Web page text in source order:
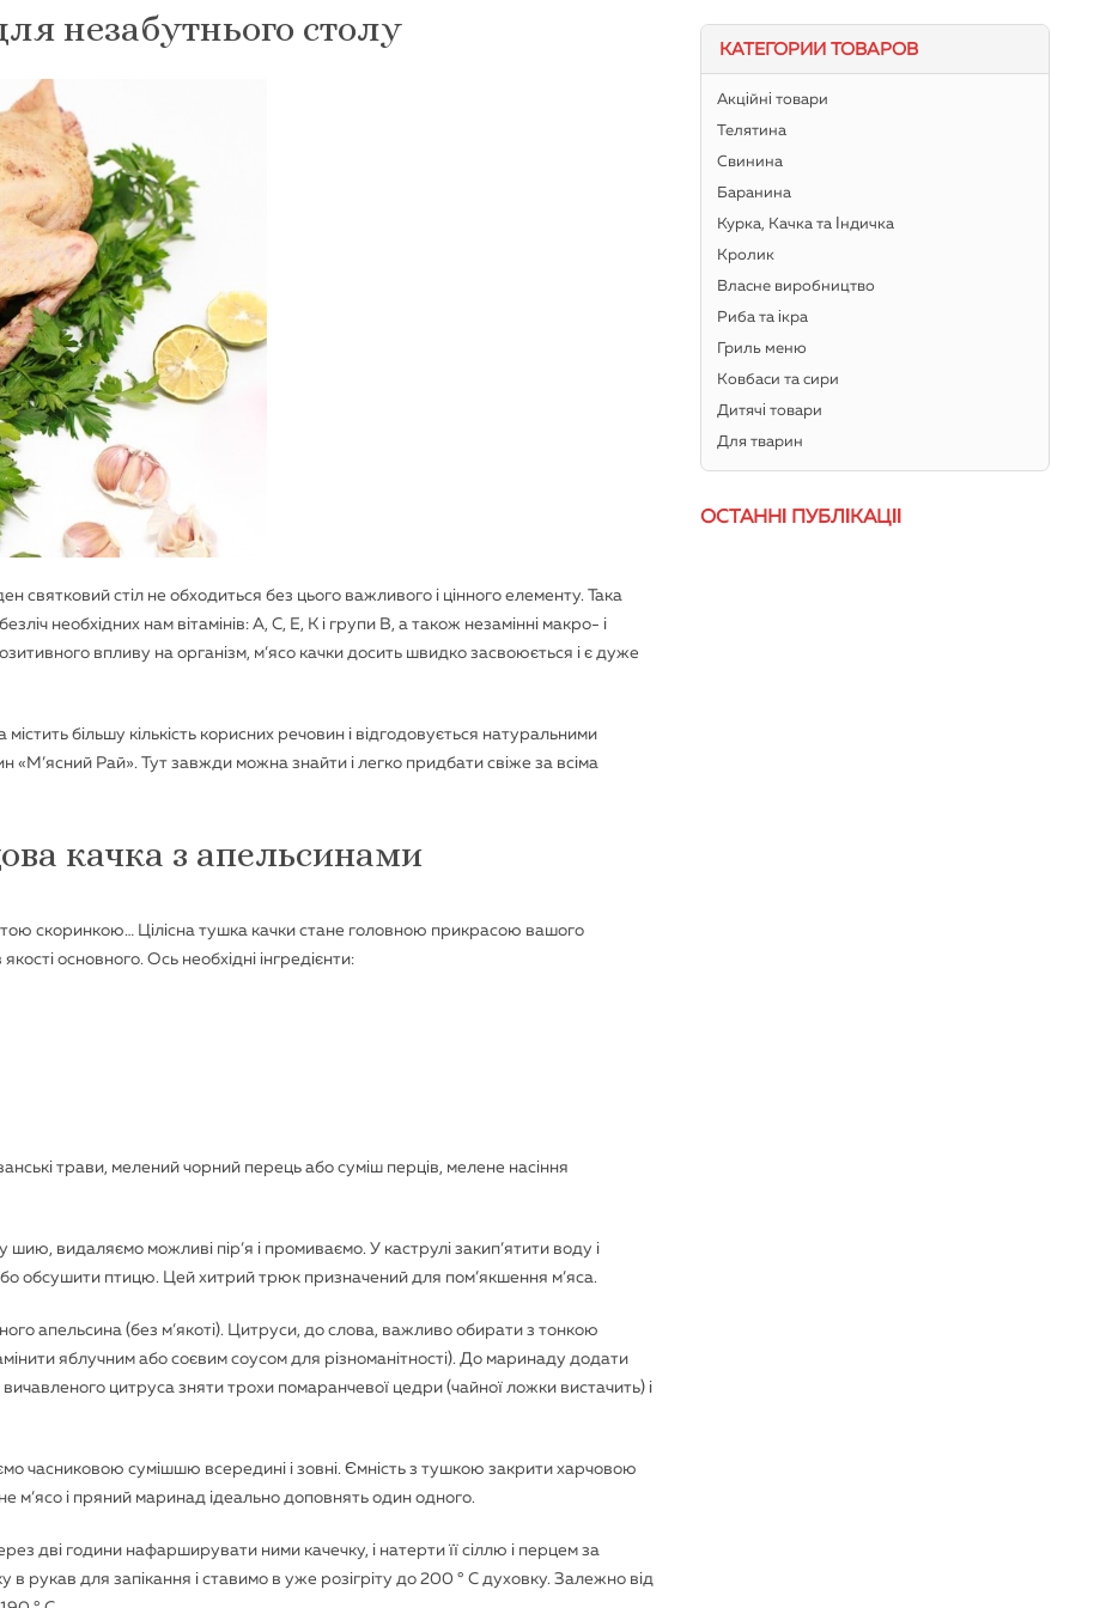
незабутнього столу
святковий стіл не обходиться без цього важливого і цінного елементу. Така
необхідних нам вітамінів: А, С, Е, К і групи В, а також незамінні макро- і
впливу на організм, м’ясо качки досить швидко засвоюється і є дуже
більшу кількість корисних речовин і відгодовується натуральними
«М’ясний Рай». Тут завжди можна знайти і легко придбати свіже за всіма
качка з апельсинами
скоринкою… Цілісна тушка качки стане головною прикрасою вашого
основного. Ось необхідні інгредієнти:
трави, мелений чорний перець або суміш перців, мелене насіння
видаляємо можливі пір’я і промиваємо. У каструлі закип’ятити воду і
обсушити птицю. Цей хитрий трюк призначений для пом’якшення м’яса.
апельсина (без м’якоті). Цитруси, до слова, важливо обирати з тонкою
яблучним або соєвим соусом для різноманітності). До маринаду додати
цитруса зняти трохи помаранчевої цедри (чайної ложки вистачить) і
часниковою сумішшю всередині і зовні. Ємність з тушкою закрити харчовою
м’ясо і пряний маринад ідеально доповнять один одного.
дві години нафарширувати ними качечку, і натерти її сіллю і перцем за
рукав для запікання і ставимо в уже розігріту до 200 ° С духовку. Залежно від
КАТЕГОРИИ ТОВАРОВ
Акційні товари
Телятина
Свинина
Баранина
Курка, Качка та Індичка
Кролик
Власне виробництво
Риба та ікра
Гриль меню
Ковбаси та сири
Дитячі товари
Для тварин
ОСТАННІ ПУБЛІКАЦІЇ